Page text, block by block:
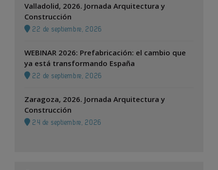
Valladolid, 2026. Jornada Arquitectura y
Construcción
22 de septiembre, 2026
WEBINAR 2026: Prefabricación: el cambio que
ya está transformando España
22 de septiembre, 2026
Zaragoza, 2026. Jornada Arquitectura y
Construcción
24 de septiembre, 2026